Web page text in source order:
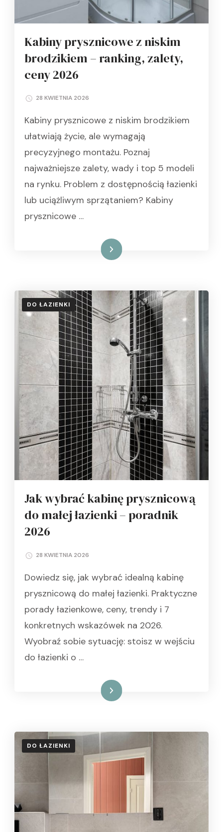
Kabiny prysznicowe z niskim
brodzikiem – ranking, zalety,
ceny 2026
28 KWIETNIA 2026
Kabiny prysznicowe z niskim brodzikiem
ułatwiają życie, ale wymagają
precyzyjnego montażu. Poznaj
najważniejsze zalety, wady i top 5 modeli
na rynku. Problem z dostępnością łazienki
lub uciążliwym sprzątaniem? Kabiny
prysznicowe …
Czytaj dalej
DO ŁAZIENKI
Jak wybrać kabinę prysznicową
do małej łazienki – poradnik
2026
28 KWIETNIA 2026
Dowiedz się, jak wybrać idealną kabinę
prysznicową do małej łazienki. Praktyczne
porady łazienkowe, ceny, trendy i 7
konkretnych wskazówek na 2026.
Wyobraź sobie sytuację: stoisz w wejściu
do łazienki o …
Czytaj dalej
DO ŁAZIENKI